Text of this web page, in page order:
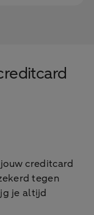
creditcard
tegen
je altijd